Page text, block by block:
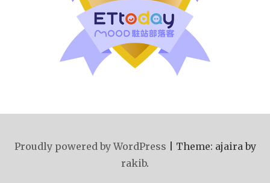
Proudly powered by WordPress
Theme: ajaira by
rakib.